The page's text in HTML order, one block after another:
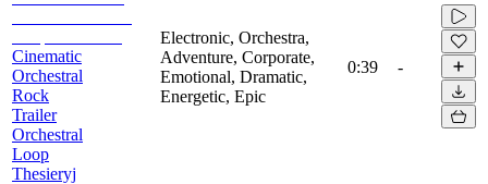
Cinematic
Orchestral
Rock
Trailer
Orchestral
Loop
Thesieryj
Electronic, Orchestra,
Adventure, Corporate,
Emotional, Dramatic,
Energetic, Epic
0:39 -